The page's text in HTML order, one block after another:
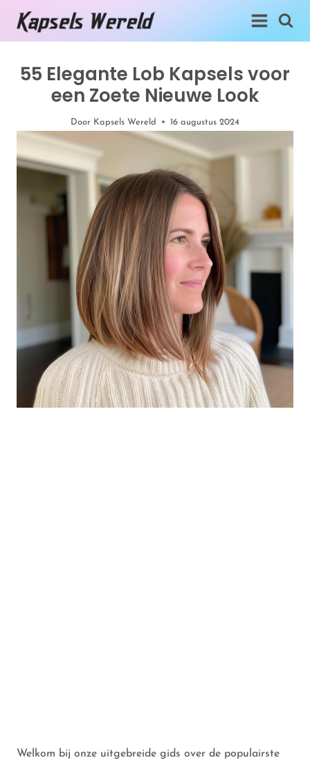
naar
inhoud
55 Elegante Lob Kapsels voor
een Zoete Nieuwe Look
Door Kapsels Wereld 16 augustus 2024
Welkom bij onze uitgebreide gids over de populairste